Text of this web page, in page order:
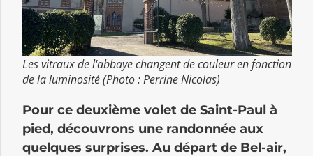
Les vitraux de l'abbaye changent de couleur en fonction
de la luminosité (Photo : Perrine Nicolas)
Pour ce deuxième volet de Saint-Paul à
pied, découvrons une randonnée aux
quelques surprises. Au départ de Bel-air,